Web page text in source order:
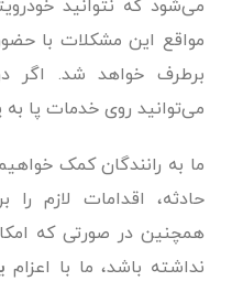
می‌شود که نتوانید
مواقع این مشکلات با
برطرف خواهد شد. اگر
می‌توانید روی خدمات پا به
ما به رانندگان کمک
حادثه، اقدامات لازم
همچنین در صورتی که
نداشته باشد، ما با اعزام